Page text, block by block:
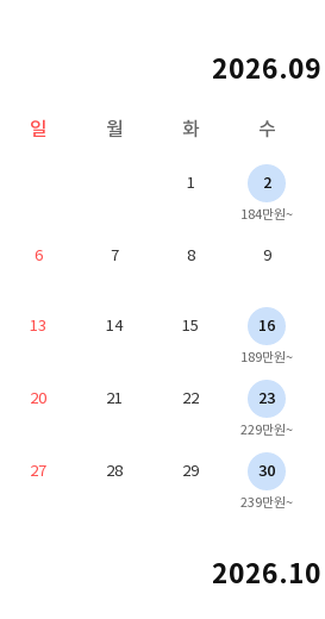
2026.09
일 월 화 수
1 2
184만원~
6 7 8 9
13 14 15 16
189만원~
20 21 22 23
229만원~
27 28 29 30
239만원~
2026.10